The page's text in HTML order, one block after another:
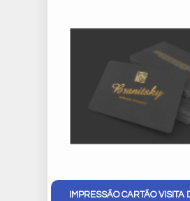
IMPRESSÃO CARTÃO VISITA